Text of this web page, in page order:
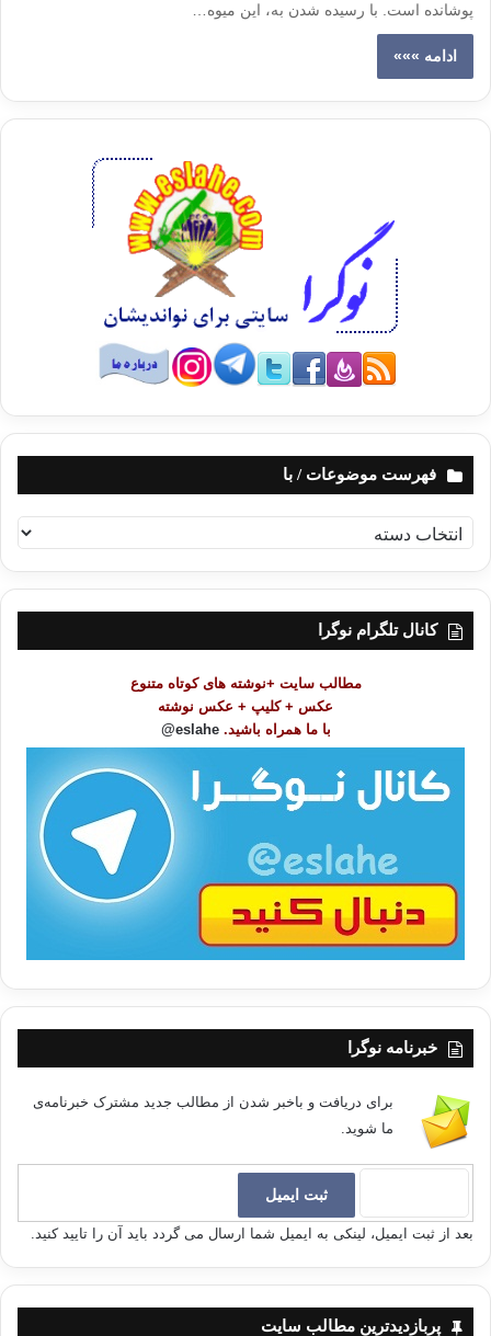
پوشانده است. با رسیده شدن به، این میوه…
ادامه »»»
فهرست موضوعات / با
ه
ر
کانال تلگرام نوگرا
مطالب سایت +نوشته های کوتاه متنوع
عکس + کلیپ + عکس نوشته
با ما همراه باشید. eslahe@
خبرنامه نوگرا
برای دریافت و باخبر شدن از مطالب جدید مشترک خبرنامه‌ی
ما شوید.
بعد از ثبت ایمیل، لینکی به ایمیل شما ارسال می گردد باید آن را تایید کنید.
پربازدیدترین مطالب سایت